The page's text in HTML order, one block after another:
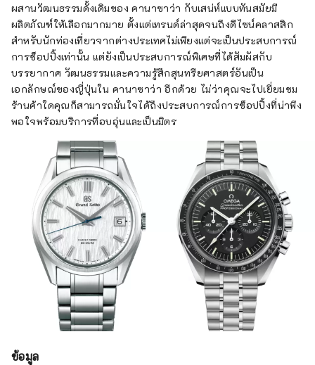
ผสานวัฒนธรรมดั้งเดิมของ คานาซาว่า กับเสน่ห์แบบทันสมัยมี
ผลิตภัณฑ์ให้เลือกมากมาย ตั้งแต่เทรนด์ล่าสุดจนถึงดีไซน์คลาสสิก
สำหรับนักท่องเที่ยวจากต่างประเทศไม่เพียงแต่จะเป็นประสบการณ์
การช็อปปิ้งเท่านั้น แต่ยังเป็นประสบการณ์พิเศษที่ได้สัมผัสกับ
บรรยากาศ วัฒนธรรมและความรู้สึกสุนทรียศาสตร์อันเป็น
เอกลักษณ์ของญี่ปุ่นใน คานาซาว่า อีกด้วย ไม่ว่าคุณจะไปเยี่ยมชม
ร้านค้าใดคุณก็สามารถมั่นใจได้ถึงประสบการณ์การช็อปปิ้งที่น่าพึง
พอใจพร้อมบริการที่อบอุ่นและเป็นมิตร
ข้อมูล